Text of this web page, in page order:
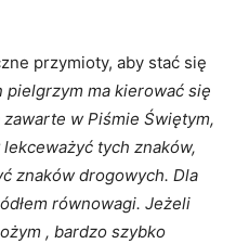
przymioty, aby stać się
pielgrzym ma kierować się
w Piśmie Świętym,
tych znaków,
znaków drogowych. Dla
równowagi. Jeżeli
, bardzo szybko